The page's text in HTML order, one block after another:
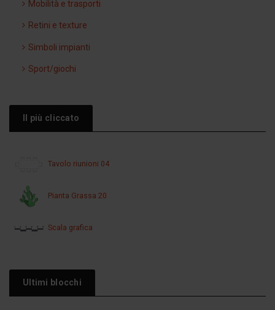
Mobilità e trasporti
Retini e texture
Simboli impianti
Sport/giochi
Il più cliccato
Tavolo riunioni 04
Pianta Grassa 20
Scala grafica
Ultimi blocchi